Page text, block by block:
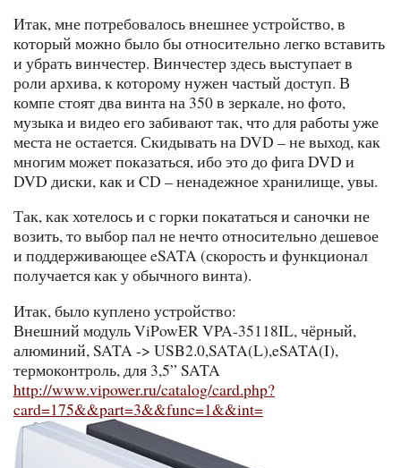
Итак, мне потребовалось внешнее устройство, в
который можно было бы относительно легко вставить
и убрать винчестер. Винчестер здесь выступает в
роли архива, к которому нужен частый доступ. В
компе стоят два винта на 350 в зеркале, но фото,
музыка и видео его забивают так, что для работы уже
места не остается. Скидывать на DVD – не выход, как
многим может показаться, ибо это до фига DVD и
DVD диски, как и CD – ненадежное хранилище, увы.
Так, как хотелось и с горки покататься и саночки не
возить, то выбор пал не нечто относительно дешевое
и поддерживающее eSATA (скорость и функционал
получается как у обычного винта).
Итак, было куплено устройство:
Внешний модуль ViPowER VPA-35118IL, чёрный,
алюминий, SATA -> USB2.0,SATA(L),eSATA(I),
термоконтроль, для 3,5” SATA
http://www.vipower.ru/catalog/card.php?
card=175&&part=3&&func=1&&int=